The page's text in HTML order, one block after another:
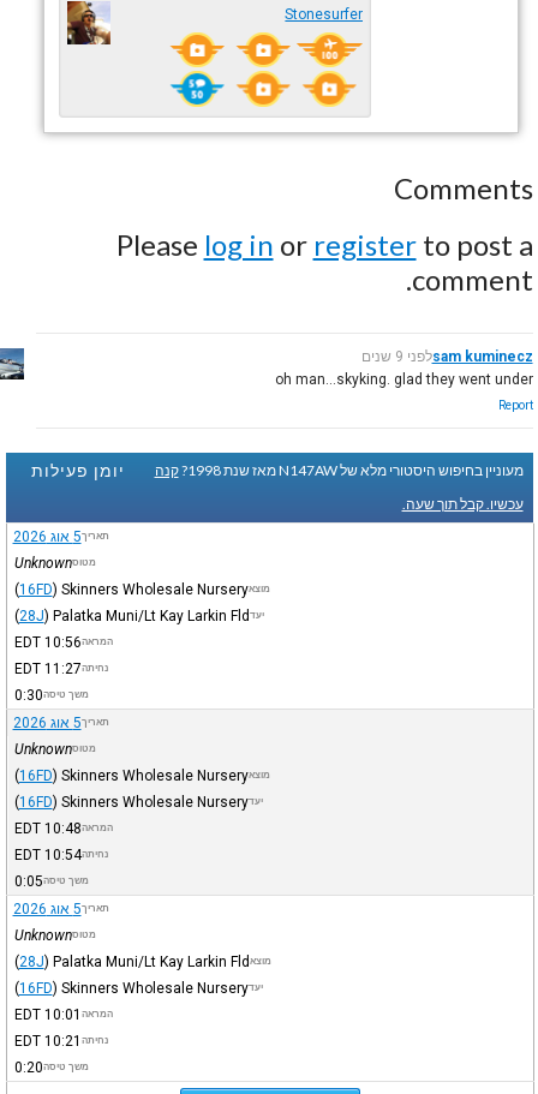
Stonesurfer
Comments
Please log in or registerto post a
comment.
sam kumineczלפני 9 שנים
oh man...skyking. glad they went under
Report
יומן פעילות מעוניין בחיפוש היסטורי מלא של N147AW מאז שנת 1998?
קנה
עכשיו. קבל תוך שעה.
תאריך5 אוג 2026
מטוסUnknown
מוצאSkinners Wholesale Nursery
(16FD)
יעד Palatka Muni/Lt Kay Larkin Fld
(28J)
המראה10:56
EDT
נחיתה11:27
EDT
משך טיסה0:30
תאריך5 אוג 2026
מטוסUnknown
מוצאSkinners Wholesale Nursery
(16FD)
יעדSkinners Wholesale Nursery
(16FD)
המראה10:48
EDT
נחיתה10:54
EDT
משך טיסה0:05
תאריך5 אוג 2026
מטוסUnknown
מוצא Palatka Muni/Lt Kay Larkin Fld
(28J)
יעדSkinners Wholesale Nursery
(16FD)
המראה 10:01
EDT
נחיתה 10:21
EDT
משך טיסה0:20